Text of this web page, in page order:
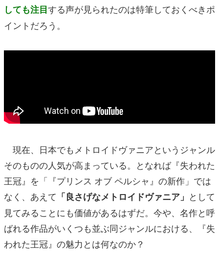
しても注目する声が見られたのは特筆しておくべきポ
イントだろう。
現在、日本でもメトロイドヴァニアというジャンル
そのものの人気が高まっている。となれば『失われた
王冠』を「『プリンス オブ ペルシャ』の新作」では
なく、あえて 「良さげなメトロイドヴァニア」 として
見てみることにも価値があるはずだ。今や、名作と呼
ばれる作品がいくつも並ぶ同ジャンルにおける、『失
われた王冠』の魅力とは何なのか？